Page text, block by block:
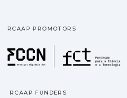
RCAAP PROMOTORS
RCAAP FUNDERS